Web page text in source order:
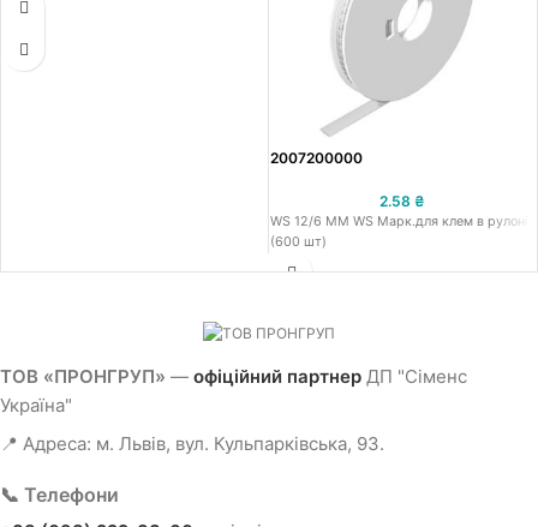
2007200000
2.58 ₴
WS 12/6 MM WS Марк.для клем в рулоні
(600 шт)
ТОВ «ПРОНГРУП» — офіційний партнер ДП "Сіменс
Україна"
📍 Адреса: м. Львів, вул. Кульпарківська, 93.
📞 Телефони